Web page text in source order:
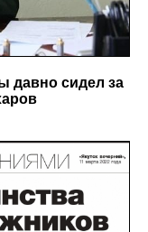
давно сидел за